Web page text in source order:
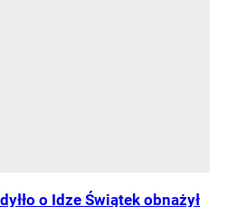
o Idze Świątek obnażył